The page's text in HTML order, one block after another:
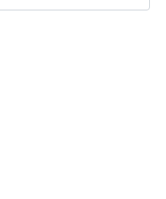
low